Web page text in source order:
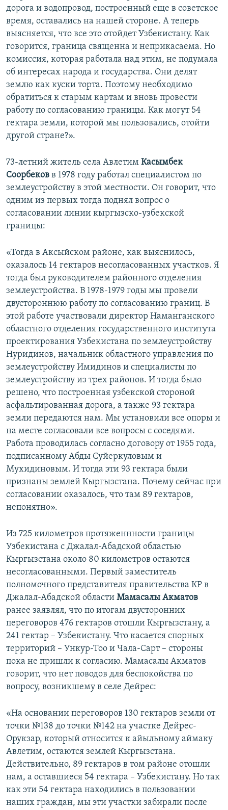
дорога и водопровод, построенный еще в советское
время, оставались на нашей стороне. А теперь
выясняется, что все это отойдет Узбекистану. Как
говорится, граница священна и неприкасаема. Но
комиссия, которая работала над этим, не подумала
об интересах народа и государства. Они делят
землю как куски торта. Поэтому необходимо
обратиться к старым картам и вновь провести
работу по согласованию границы. Как могут 54
гектара земли, которой мы пользовались, отойти
другой стране?».
73-летний житель села Авлетим Касымбек
Соорбеков в 1978 году работал специалистом по
землеустройству в этой местности. Он говорит, что
одним из первых тогда поднял вопрос о
согласовании линии кыргызско-узбекской
границы:
«Тогда в Аксыйском районе, как выяснилось,
оказалось 14 гектаров несогласованных участков. Я
тогда был руководителем районного отделения
землеустройства. В 1978-1979 годы мы провели
двустороннюю работу по согласованию границ. В
этой работе участвовали директор Наманганского
областного отделения государственного института
проектирования Узбекистана по землеустройству
Нуридинов, начальник областного управления по
землеустройству Имидинов и специалисты по
землеустройству из трех районов. И тогда было
решено, что построенная узбекской стороной
асфальтированная дорога, а также 93 гектара
земли передаются нам. Мы установили все опоры и
на месте согласовали все вопросы с соседями.
Работа проводилась согласно договору от 1955 года,
подписанному Абды Суйеркуловым и
Мухидиновым. И тогда эти 93 гектара были
признаны землей Кыргызстана. Почему сейчас при
согласовании оказалось, что там 89 гектаров,
непонятно».
Из 725 километров протяженнности границы
Узбекистана с Джалал-Абадской областью
Кыргызстана около 80 километров остаются
несогласованными. Первый заместитель
полномочного представителя правительства КР в
Джалал-Абадской области Мамасалы Акматов
ранее заявлял, что по итогам двусторонних
переговоров 476 гектаров отошли Кыргызстану, а
241 гектар – Узбекистану. Что касается спорных
территорий – Ункур-Тоо и Чала-Сарт – стороны
пока не пришли к согласию. Мамасалы Акматов
говорит, что нет поводов для беспокойства по
вопросу, возникшему в селе Дейрес:
«На основании переговоров 130 гектаров земли от
точки №138 до точки №142 на участке Дейрес-
Орукзар, который относится к айыльному аймаку
Авлетим, остаются землей Кыргызстана.
Действительно, 89 гектаров в том районе отошли
нам, а оставшиеся 54 гектара – Узбекистану. Но так
как эти 54 гектара находились в пользовании
наших граждан, мы эти участки забирали после